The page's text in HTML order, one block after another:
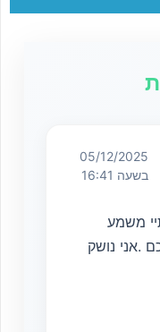
05/12/2025
בשעה 16:41
משמע
.אני נושק